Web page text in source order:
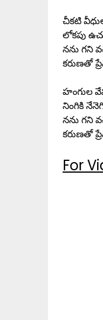
చీకటి
లోకపు
నను గని
కరుణతో
హంగుల
నింగికి
నను గని
కరుణతో
For